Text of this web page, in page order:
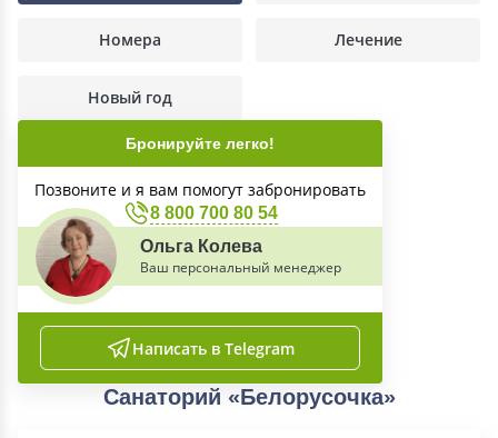
Номера Лечение
Новый год
Бронируйте легко!
Позвоните и я вам помогут забронировать
8 800 700 80 54
Ольга Колева
Ваш персональный менеджер
Написать в Telegram
Санаторий «Белорусочка»